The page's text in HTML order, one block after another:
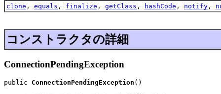
clone , equals , finalize , getClass , hashCode , notify ,
コンストラクタの詳細
ConnectionPendingException
public ConnectionPendingException ()